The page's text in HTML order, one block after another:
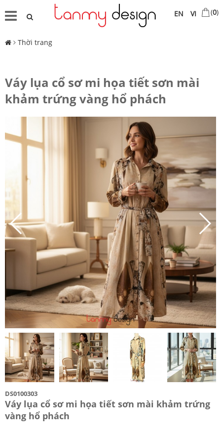
VI
EN (0)
Thời trang
Váy lụa cổ sơ mi họa tiết sơn mài
khảm trứng vàng hổ phách
DS0100303
Váy lụa cổ sơ mi họa tiết sơn mài khảm trứng
vàng hổ phách